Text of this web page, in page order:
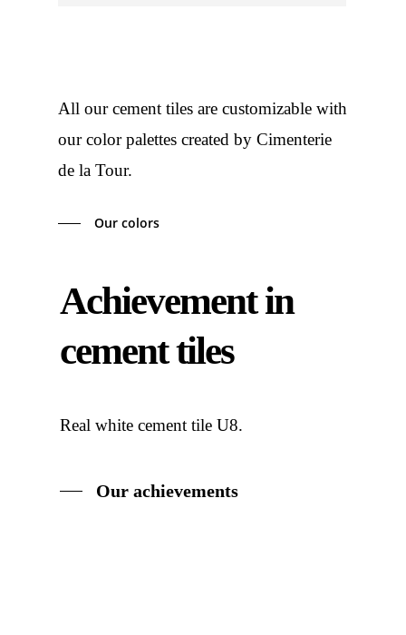
All our cement tiles are customizable with
our color palettes created by Cimenterie
de la Tour.
Our colors
Achievement in
cement tiles
Real white cement tile U8.
Our achievements